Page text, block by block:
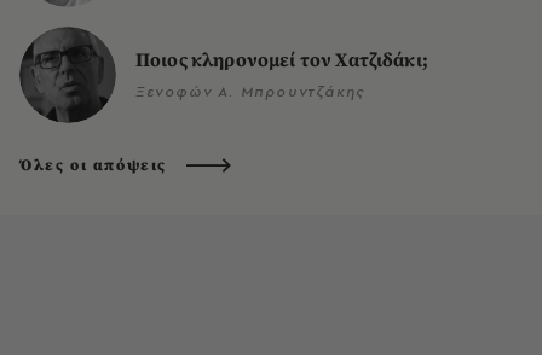
Ποιος κληρονομεί τον Χατζιδάκι;
Ξενοφών Α. Μπρουντζάκης
Όλες οι απόψεις